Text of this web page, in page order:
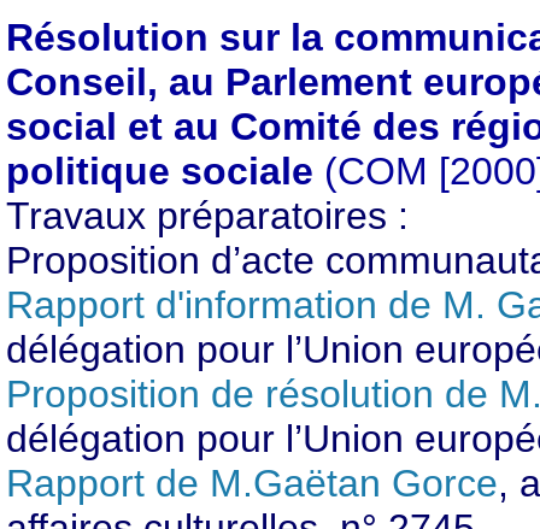
Résolution sur la
Conseil, au Parlement
social et au Comité des
politique sociale (COM
Travaux préparatoires :
Proposition d’acte
Rapport d'information de M.
délégation pour l’Union
Proposition de résolution de
délégation pour l’Union
Rapport de M.Gaëtan Gorce,